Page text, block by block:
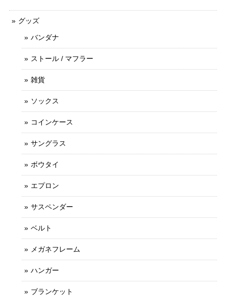
グッズ
バンダナ
ストール / マフラー
雑貨
ソックス
コインケース
サングラス
ボウタイ
エプロン
サスペンダー
ベルト
メガネフレーム
ハンガー
ブランケット